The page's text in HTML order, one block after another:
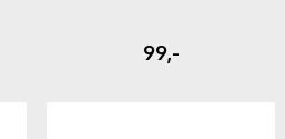
99,-